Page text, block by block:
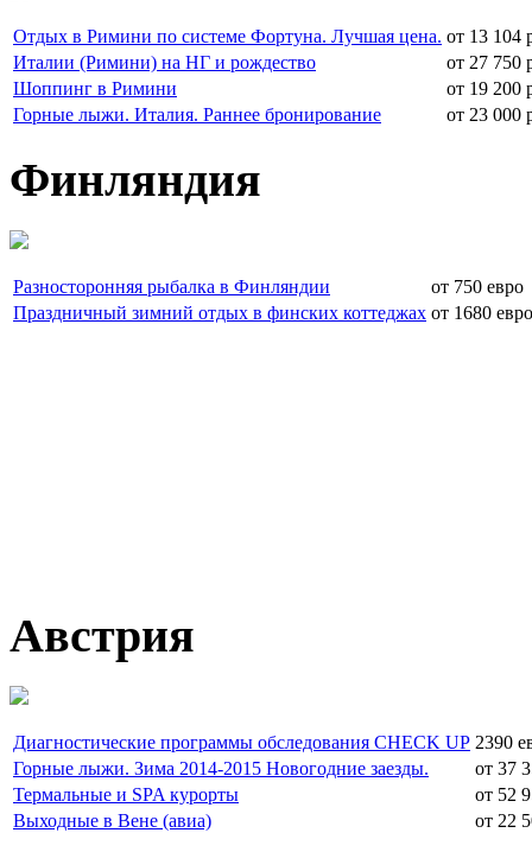
Отдых в Римини по системе Фортуна. Лучшая цена. от 13 104
Италии (Римини) на НГ и рождество
от 27 750
Шоппинг в Римини
от 19 200
Горные лыжи. Италия. Раннее бронирование
от 23 000
Финляндия
Разносторонняя рыбалка в Финляндии
от 750 евро
Праздничный зимний отдых в финских коттеджах от 1680 евро
Австрия
Диагностические программы обследования CHECK UP 2390
Горные лыжи. Зима 2014-2015 Новогодние заезды.
от 37
Термальные и SPA курорты
от 52
Выходные в Вене (авиа)
от 22